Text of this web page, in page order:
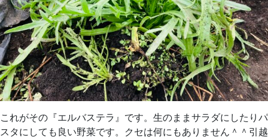
これがその『エルバステラ』です。生のままサラダにしたりパ
スタにしても良い野菜です。クセは何にもありません＾＾引越